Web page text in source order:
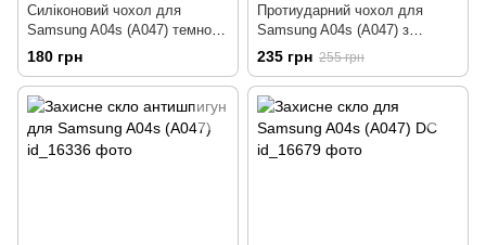
Силіконовий чохол для
Samsung A04s (A047) темно
зелений Soft Silicone Case Full
(бампер)
180 грн
Протиударний чохол для
Samsung A04s (A047) з
захистом камери Defender
(синій)
235 грн 255 грн